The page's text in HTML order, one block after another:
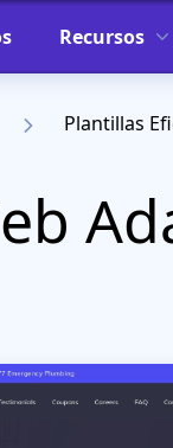
Recursos
Plantillas